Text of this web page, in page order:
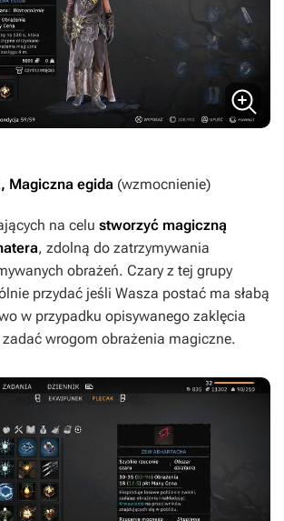
Magiczna egida (wzmocnienie)
na celu stworzyć magiczną
, zdolną do zatrzymywania
obrażeń. Czary z tej grupy
przydać jeśli Wasza postać ma słabą
w przypadku opisywanego zaklęcia
wrogom obrażenia magiczne.